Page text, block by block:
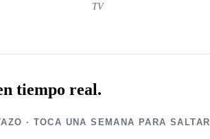
TV
tiempo real.
· TOCA UNA SEMANA PARA SALTAR